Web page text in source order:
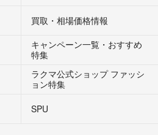
買取・相場価格情報
キャンペーン一覧・おすすめ
特集
ラクマ公式ショップ ファッシ
ョン特集
SPU